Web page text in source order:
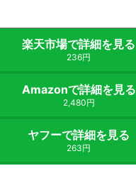
楽天市場で詳細を見る
236円
Amazonで詳細を見る
2,480円
ヤフーで詳細を見る
263円